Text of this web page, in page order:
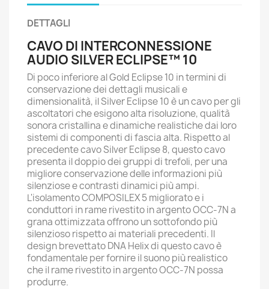
DETTAGLI
CAVO DI INTERCONNESSIONE
AUDIO SILVER ECLIPSE™ 10
Di poco inferiore al Gold Eclipse 10 in termini di
conservazione dei dettagli musicali e
dimensionalità, il Silver Eclipse 10 è un cavo per gli
ascoltatori che esigono alta risoluzione, qualità
sonora cristallina e dinamiche realistiche dai loro
sistemi di componenti di fascia alta. Rispetto al
precedente cavo Silver Eclipse 8, questo cavo
presenta il doppio dei gruppi di trefoli, per una
migliore conservazione delle informazioni più
silenziose e contrasti dinamici più ampi.
L'isolamento COMPOSILEX 5 migliorato e i
conduttori in rame rivestito in argento OCC-7N a
grana ottimizzata offrono un sottofondo più
silenzioso rispetto ai materiali precedenti. Il
design brevettato DNA Helix di questo cavo è
fondamentale per fornire il suono più realistico
che il rame rivestito in argento OCC-7N possa
produrre.